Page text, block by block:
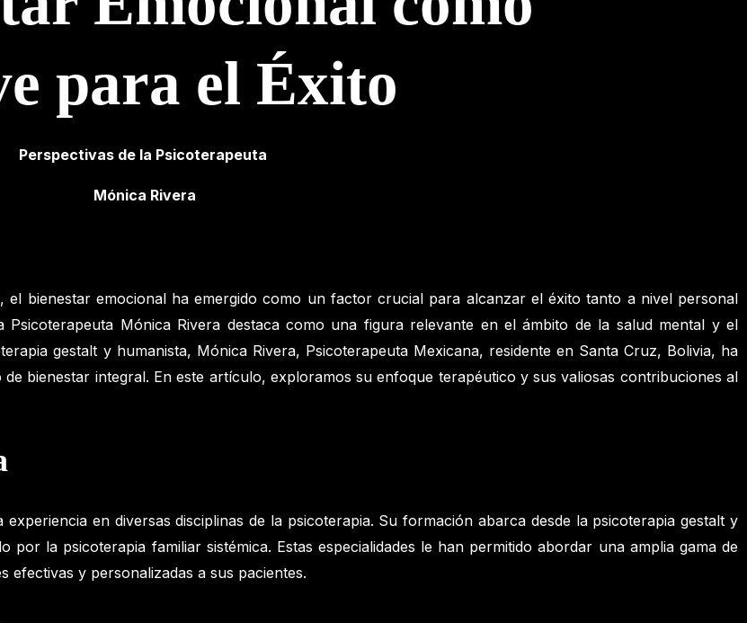
para el Éxito
Perspectivas de la Psicoterapeuta
Mónica Rivera
bienestar emocional ha emergido como un factor crucial para alcanzar el éxito tanto a nivel personal
Mónica Rivera destaca como una figura relevante en el ámbito de la salud mental y el
gestalt y humanista, Mónica Rivera, Psicoterapeuta Mexicana, residente en Santa Cruz, Bolivia, ha
bienestar integral. En este artículo, exploramos su enfoque terapéutico y sus valiosas contribuciones al
en diversas disciplinas de la psicoterapia. Su formación abarca desde la psicoterapia gestalt y
por la psicoterapia familiar sistémica. Estas especialidades le han permitido abordar una amplia gama de
y personalizadas a sus pacientes.